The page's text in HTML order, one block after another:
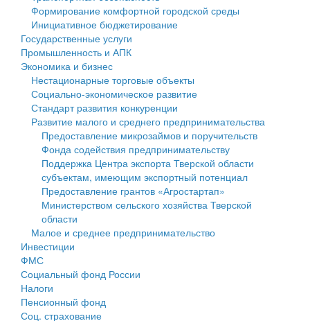
Государственные услуги
Промышленность и АПК
Экономика и бизнес
Символика
Устав
Гостям округа
Туризм
Культура
Образование
Здравоохранение
Социальная защита
Фотоальбом
муниципального округа Тверской области
Администрация Кашинского муниципального округа
Тверской области
Управление сельскими территориями
Открытые данные
Работа с обращениями граждан
Муниципальный контроль
Муниципальные услуги
Проекты административных регламентов
Антимонопольный комплаенс
Противодействие коррупции
Финансовое управление
Бюджет для граждан
Имущество
Выявление правообладателей ранее учтенных
объектов недвижимости
Имущественная поддержка субъектов малого и
среднего предпринимательства
Информационная поддержка субъектов малого и
среднего предпринимательства
Муниципальные программы
Контрольно-счетная палата
Формирование комфортной городской среды
Инициативное бюджетирование
Государственные услуги
Промышленность и АПК
Экономика и бизнес
Нестационарные торговые объекты
Социально-экономическое развитие
Стандарт развития конкуренции
Развитие малого и среднего предпринимательства
Предоставление микрозаймов и поручительств
Фонда содействия предпринимательству
Поддержка Центра экспорта Тверской области
субъектам, имеющим экспортный потенциал
Предоставление грантов «Агростартап»
Министерством сельского хозяйства Тверской
области
Малое и среднее предпринимательство
Инвестиции
ФМС
Социальный фонд России
Налоги
Пенсионный фонд
Соц. страхование